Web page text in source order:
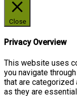
Close
Privacy Overview
This website uses
you navigate
that are
as they are